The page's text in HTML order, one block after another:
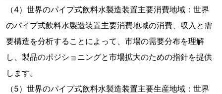
（4）世界のパイプ式飲料水製造装置主要消費地域：世界
のパイプ式飲料水製造装置主要消費地域の消費、収入と需
要構造を分析することによって、市場の需要分布を理解
し、製品のポジショニングと市場拡大のための指針を提供
します。
（5）世界のパイプ式飲料水製造装置主要生産地域：世界